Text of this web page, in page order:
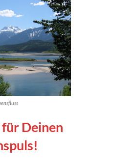
für Deinen